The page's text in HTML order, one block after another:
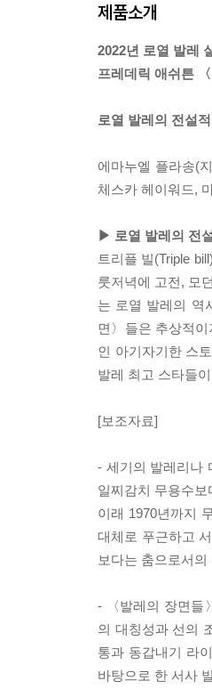
제품소개
2022년 로열 발레
프레데릭 애쉬튼
로열 발레의 전설
에마누엘 플라송(
체스카 헤이워드,
▶ 로열 발레의 전
트리플 빌(Triple
룻저녁에 고전, 모
는 로열 발레의 역
면〉들은 추상적
인 아기자기한 스
발레 최고 스타들
[보조자료]
- 세기의 발레리나
일찌감치 무용수
이래 1970년까지
대체로 푸근하고
보다는 춤으로서
- 〈발레의 장면들
의 대칭성과 선의
통과 동갑내기 라
바탕으로 한 서사